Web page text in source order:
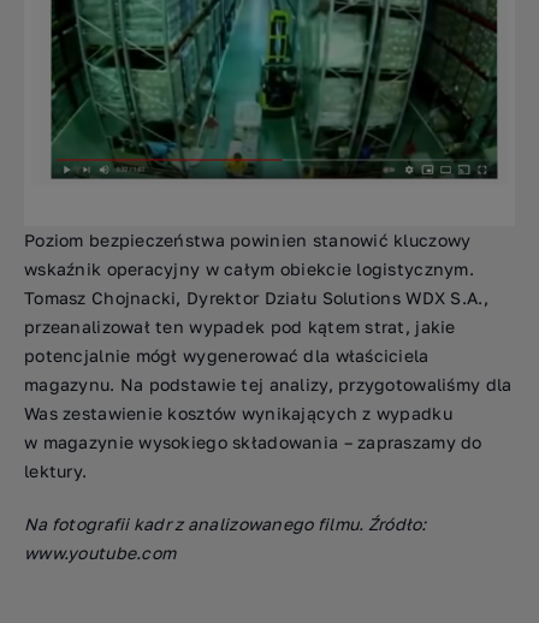
Poziom bezpieczeństwa powinien stanowić kluczowy
wskaźnik operacyjny w całym obiekcie logistycznym.
Tomasz Chojnacki, Dyrektor Działu Solutions WDX S.A.,
przeanalizował ten wypadek pod kątem strat, jakie
potencjalnie mógł wygenerować dla właściciela
magazynu. Na podstawie tej analizy, przygotowaliśmy dla
Was zestawienie kosztów wynikających z wypadku
w magazynie wysokiego składowania – zapraszamy do
lektury.
Na fotografii kadr z analizowanego filmu. Źródło:
www.youtube.com